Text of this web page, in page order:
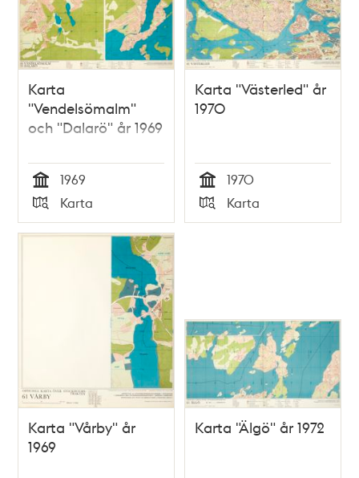
Karta
"Vendelsömalm"
och "Dalarö" år 1969
Tid
1969
Typ
Karta
Karta "Västerled" år
1970
Tid
1970
Typ
Karta
Karta "Vårby" år
1969
Karta "Älgö" år 1972